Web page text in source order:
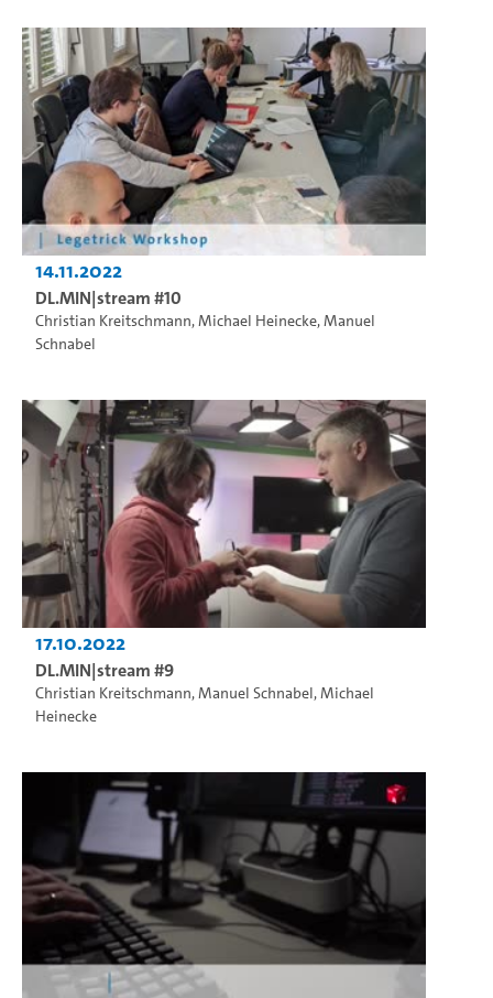
14.11.2022
DL.MIN|stream #10
Christian Kreitschmann,Michael Heinecke,Manuel
Schnabel
17.10.2022
DL.MIN|stream #9
Christian Kreitschmann,Manuel Schnabel,Michael
Heinecke